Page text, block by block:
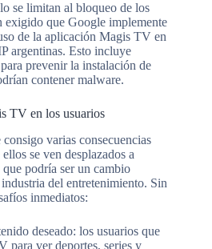
se limitan al bloqueo de los
exigido que Google implemente
de la aplicación Magis TV en
argentinas. Esto incluye
prevenir la instalación de
contener malware.
TV en los usuarios
varias consecuencias
se ven desplazados a
podría ser un cambio
del entretenimiento. Sin
inmediatos:
deseado: los usuarios que
para ver deportes, series y